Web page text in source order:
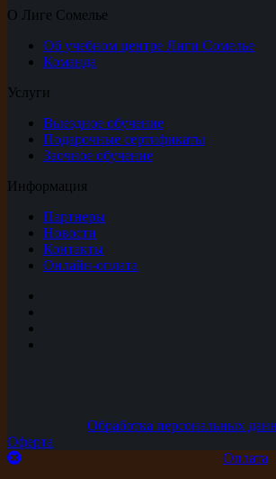
О Лиге Сомелье
Об учебном центре Лиги Сомелье
Команда
Услуги
Выездное обучение
Подарочные сертификаты
Заочное обучение
Информация
Партнеры
Новости
Контакты
Онлайн-оплата
Обработка персональных
Оферта
Оплата